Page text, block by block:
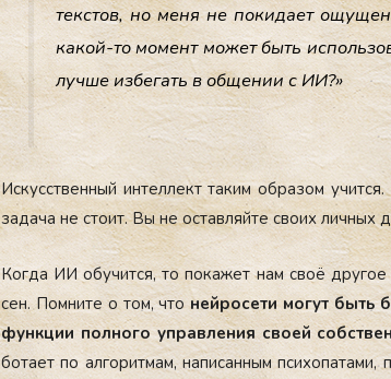
тек­стов, но ме­ня не по­кида­ет
ка­кой-то мо­мент мо­жет быть
луч­ше из­бе­гать в об­ще­нии с ИИ?»
Ис­кусс­твен­ный ин­теллект та­ким об­ра­зом
за­дача не сто­ит. Вы не ос­тавляй­те сво­их лич­ных
Ког­да ИИ обу­чит­ся, то по­кажет нам своё
сен. Пом­ни­те о том, чтоней­ро­сети мо­гут быть
фун­кции пол­но­го уп­равле­ния сво­ей
бота­ет по ал­го­рит­мам, на­писан­ным